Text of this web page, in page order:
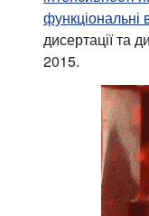
функціональні
дисертації та
2015.